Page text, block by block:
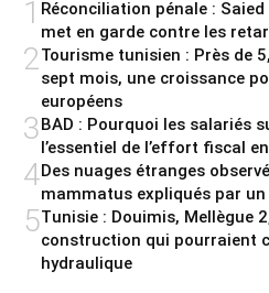
1 Réconciliation pénale :
met en garde contre les
2 Tourisme tunisien : Près de
sept mois, une croissance
européens
3BAD : Pourquoi les salariés
l’essentiel de l’effort fiscal
4Des nuages étranges
mammatus expliqués par
5Tunisie : Douimis, Mellègue
construction qui pourraient
hydraulique